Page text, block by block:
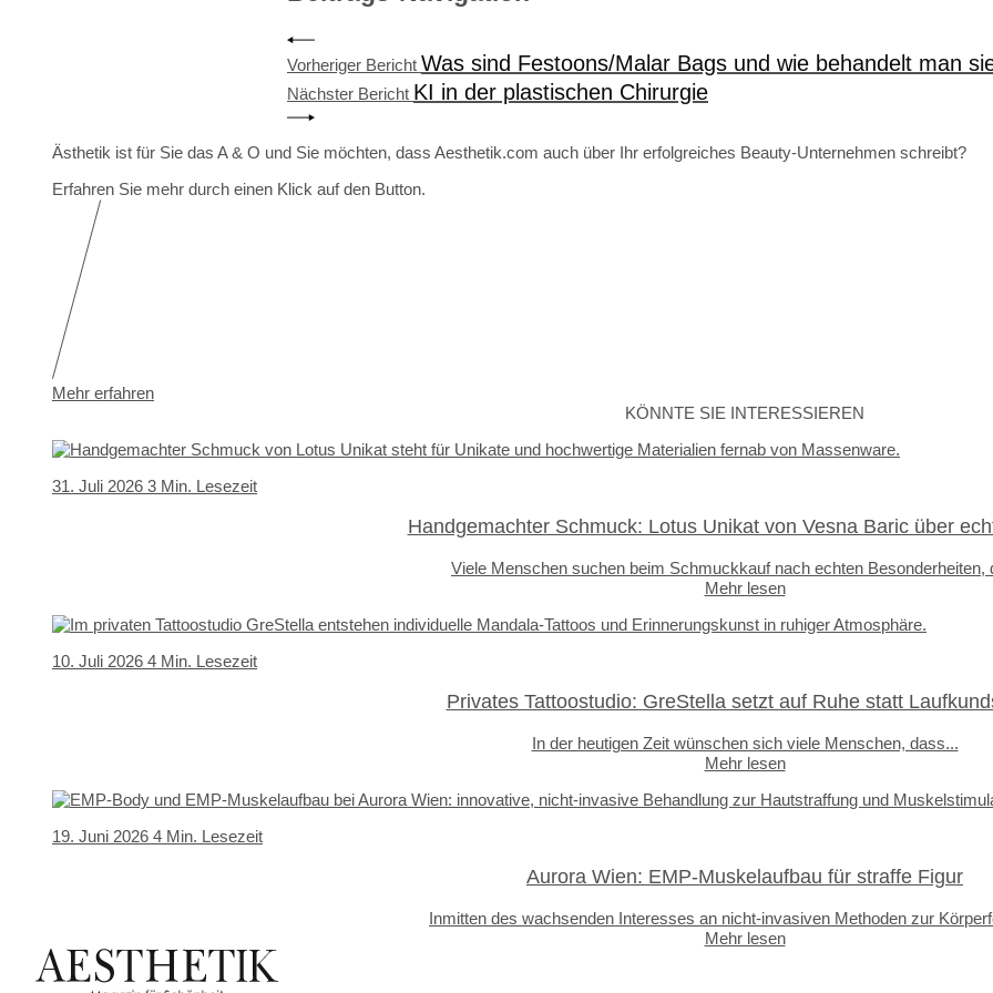
Vorheriger Bericht Was sind Festoons/Malar Bags und wie behandelt man
Nächster Bericht KI in der plastischen Chirurgie
Ästhetik ist für Sie das A & O und Sie möchten, dass Aesthetik.com auch über Ihr erfolgreiches Beauty-Unternehmen schreibt?
Erfahren Sie mehr durch einen Klick auf den Button.
Mehr erfahren
KÖNNTE SIE INTERESSIEREN
31. Juli 2026 3 Min. Lesezeit
Handgemachter Schmuck: Lotus Unikat von Vesna Baric über
Viele Menschen suchen beim Schmuckkauf nach echten Besonderheiten,
Mehr lesen
10. Juli 2026 4 Min. Lesezeit
Privates Tattoostudio: GreStella setzt auf Ruhe statt
In der heutigen Zeit wünschen sich viele Menschen, dass...
Mehr lesen
19. Juni 2026 4 Min. Lesezeit
Aurora Wien: EMP-Muskelaufbau für straffe Figur
Inmitten des wachsenden Interesses an nicht-invasiven Methoden zur
Mehr lesen